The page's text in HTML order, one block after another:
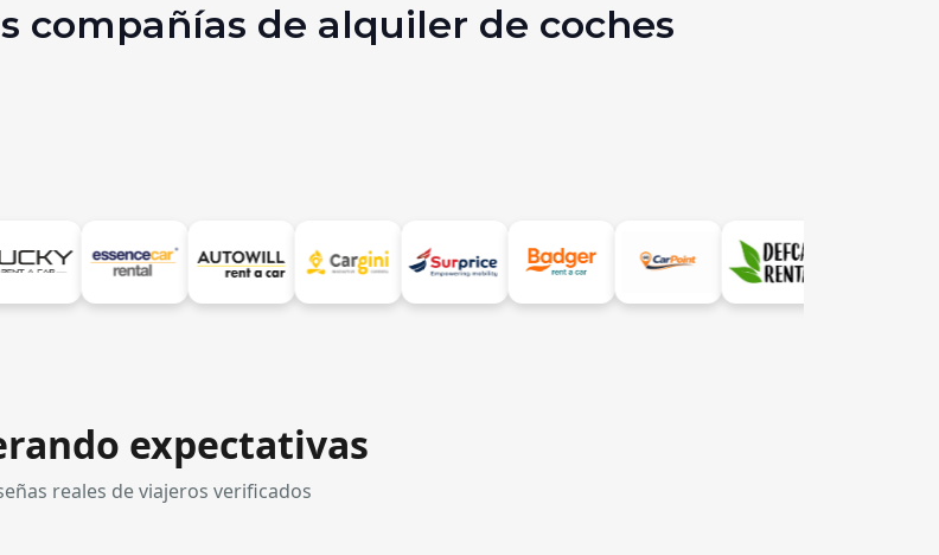
compañías de alquiler de coches
expectativas
reales de viajeros verificados